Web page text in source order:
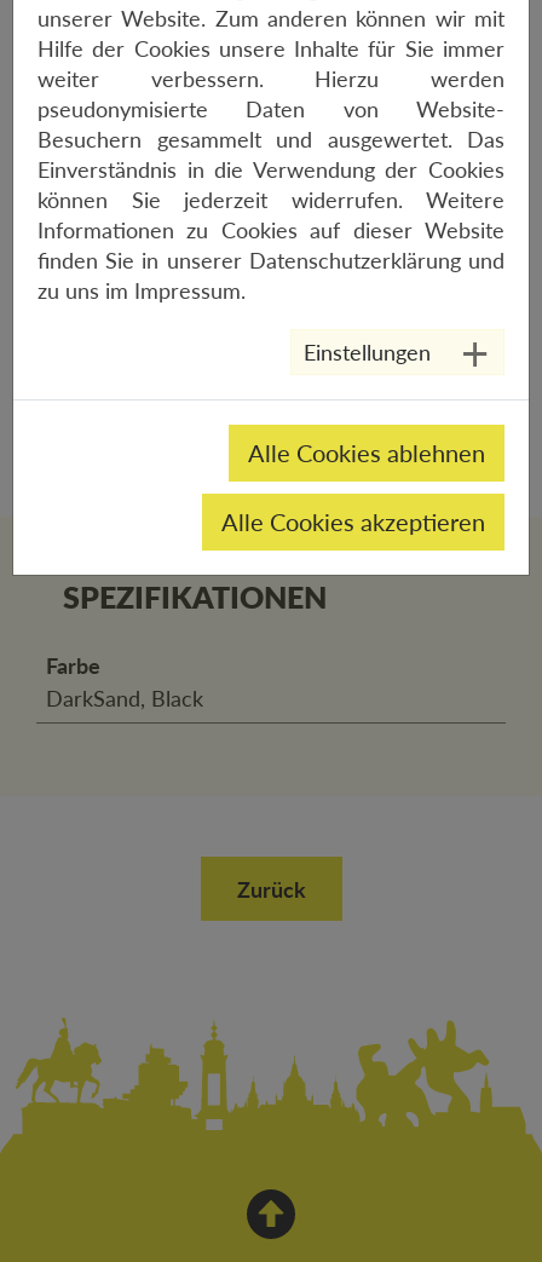
ORTLIEB FRAMEPACK TOPTUBE 4
LITER
125,-€
Die durchdachte Lösung für alle, die im Rahmen
zwar Gepäck mitnehmen, aber nicht auf ihre
Trinkflasche verzichten wollen. Auch
Fullsuspension Mountainbike-Besitzer mit
Gepäck im Rahmen unterbringen.
SPEZIFIKATIONEN
Farbe
DarkSand, Black
Zurück
unserer Website. Zum anderen können wir mit
Hilfe der Cookies unsere Inhalte für Sie immer
weiter verbessern. Hierzu werden
pseudonymisierte Daten von Website-
Besuchern gesammelt und ausgewertet. Das
Einverständnis in die Verwendung der Cookies
können Sie jederzeit widerrufen. Weitere
Informationen zu Cookies auf dieser Website
finden Sie in unserer Datenschutzerklärungund
zu uns im Impressum.
Einstellungen
Alle Cookies ablehnen
Alle Cookies akzeptieren